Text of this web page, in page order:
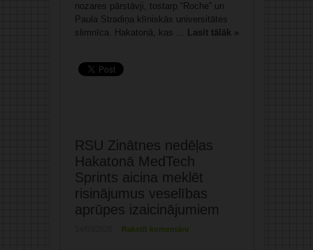
nozares pārstāvji, tostarp “Roche” un
Paula Stradiņa klīniskās universitātes
slimnīca. Hakatonā, kas ... Lasīt tālāk »
RSU Zinātnes nedēļas
Hakatonā MedTech
Sprints aicina meklēt
risinājumus veselības
aprūpes izaicinājumiem
Rakstīt komentāru